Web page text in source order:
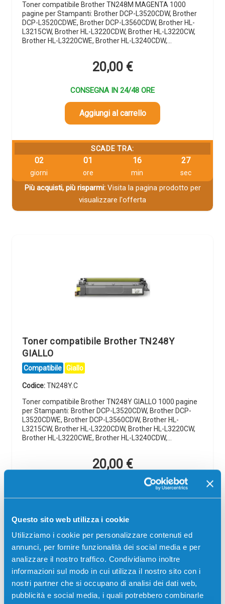
Questo sito web utilizza i cookie
Utilizziamo i cookie per personalizzare contenuti ed
annunci, per fornire funzionalità dei social media e per
analizzare il nostro traffico. Condividiamo inoltre
informazioni sul modo in cui utilizza il nostro sito con i
nostri partner che si occupano di analisi dei dati web,
pubblicità e social media, i quali potrebbero combinarle
Toner compatibile Brother TN248M MAGENTA 1000
pagine per Stampanti: Brother DCP-L3520CDW, Brother
DCP-L3520CDWE, Brother DCP-L3560CDW, Brother HL-
L3215CW, Brother HL-L3220CDW, Brother HL-L3220CW,
Brother HL-L3220CWE, Brother HL-L3240CDW,…
20,00 €
CONSEGNA IN 24/48 ORE
Aggiungi al carrello
SCADE TRA:
02
giorni
01
ore
16
min
26
sec
Più acquisti, più risparmi:Visita la pagina prodotto per
visualizzare l'offerta
Toner compatibile Brother TN248Y
GIALLO
Compatibile Giallo
Codice:TN248Y.C
Toner compatibile Brother TN248Y GIALLO 1000 pagine
per Stampanti: Brother DCP-L3520CDW, Brother DCP-
L3520CDWE, Brother DCP-L3560CDW, Brother HL-
L3215CW, Brother HL-L3220CDW, Brother HL-L3220CW,
Brother HL-L3220CWE, Brother HL-L3240CDW,…
20,00 €
CONSEGNA IN 24/48 ORE
SCADE TRA:
02
giorni
01
ore
16
min sec
Più acquisti, più risparmi:Visita la pagina prodotto per
visualizzare l'offerta